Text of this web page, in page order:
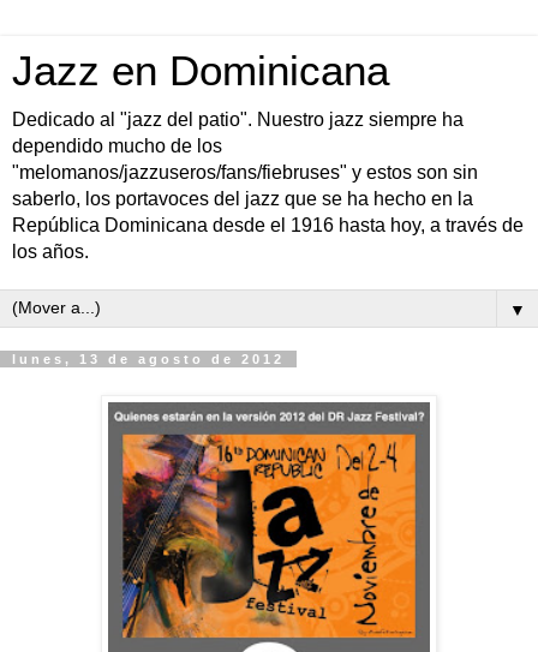
Jazz en Dominicana
Dedicado al "jazz del patio". Nuestro jazz siempre ha
dependido mucho de los
"melomanos/jazzuseros/fans/fiebruses" y estos son sin
saberlo, los portavoces del jazz que se ha hecho en la
República Dominicana desde el 1916 hasta hoy, a través de
los años.
▼
lunes, 13 de agosto de 2012